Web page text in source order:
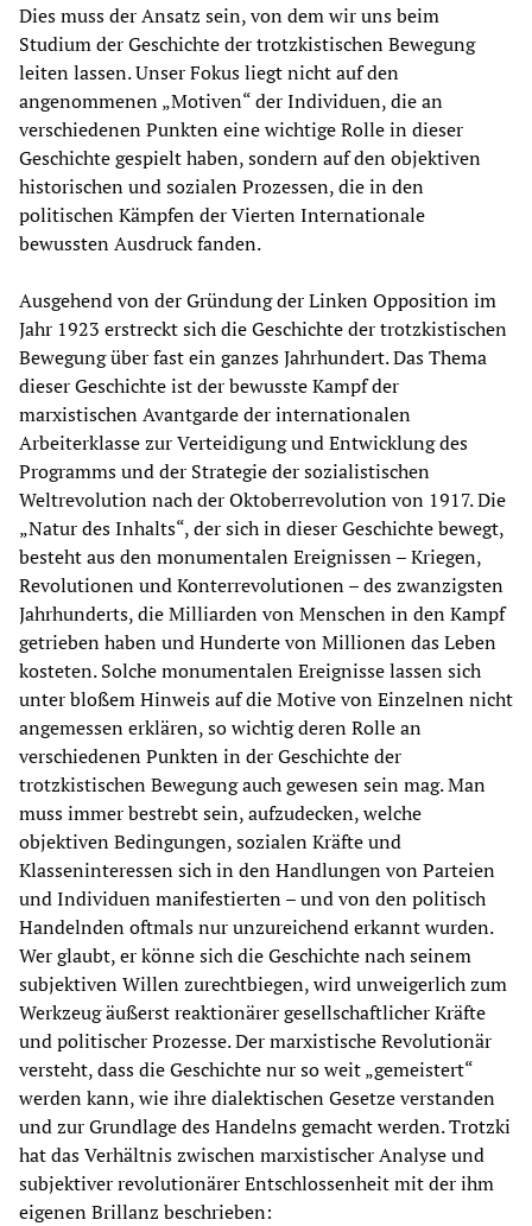
Dies muss der Ansatz sein, von dem wir uns beim
Studium der Geschichte der trotzkistischen Bewegung
leiten lassen. Unser Fokus liegt nicht auf den
angenommenen „Motiven“ der Individuen, die an
verschiedenen Punkten eine wichtige Rolle in dieser
Geschichte gespielt haben, sondern auf den objektiven
historischen und sozialen Prozessen, die in den
politischen Kämpfen der Vierten Internationale
bewussten Ausdruck fanden.
Ausgehend von der Gründung der Linken Opposition im
Jahr 1923 erstreckt sich die Geschichte der trotzkistischen
Bewegung über fast ein ganzes Jahrhundert. Das Thema
dieser Geschichte ist der bewusste Kampf der
marxistischen Avantgarde der internationalen
Arbeiterklasse zur Verteidigung und Entwicklung des
Programms und der Strategie der sozialistischen
Weltrevolution nach der Oktoberrevolution von 1917. Die
„Natur des Inhalts“, der sich in dieser Geschichte bewegt,
besteht aus den monumentalen Ereignissen – Kriegen,
Revolutionen und Konterrevolutionen – des zwanzigsten
Jahrhunderts, die Milliarden von Menschen in den Kampf
getrieben haben und Hunderte von Millionen das Leben
kosteten. Solche monumentalen Ereignisse lassen sich
unter bloßem Hinweis auf die Motive von Einzelnen nicht
angemessen erklären, so wichtig deren Rolle an
verschiedenen Punkten in der Geschichte der
trotzkistischen Bewegung auch gewesen sein mag. Man
muss immer bestrebt sein, aufzudecken, welche
objektiven Bedingungen, sozialen Kräfte und
Klasseninteressen sich in den Handlungen von Parteien
und Individuen manifestierten – und von den politisch
Handelnden oftmals nur unzureichend erkannt wurden.
Wer glaubt, er könne sich die Geschichte nach seinem
subjektiven Willen zurechtbiegen, wird unweigerlich zum
Werkzeug äußerst reaktionärer gesellschaftlicher Kräfte
und politischer Prozesse. Der marxistische Revolutionär
versteht, dass die Geschichte nur so weit „gemeistert“
werden kann, wie ihre dialektischen Gesetze verstanden
und zur Grundlage des Handelns gemacht werden. Trotzki
hat das Verhältnis zwischen marxistischer Analyse und
subjektiver revolutionärer Entschlossenheit mit der ihm
eigenen Brillanz beschrieben: